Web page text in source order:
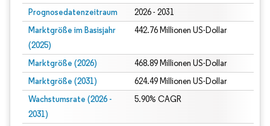
Prognosedatenzeitraum 2026 - 2031
Marktgröße im Basisjahr
(2025)
442.76 Millionen US-Dollar
Marktgröße (2026) 468.89 Millionen US-Dollar
Marktgröße (2031) 624.49 Millionen US-Dollar
Wachstumsrate (2026 -
2031)
5.90% CAGR